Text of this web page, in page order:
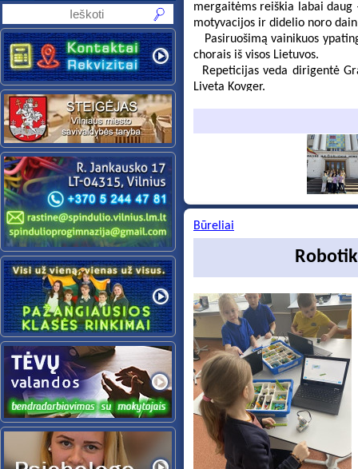
mergaitėms reiškia labai
motyvacijos ir didelio noro
Pasiruošimą vainikuos
chorais iš visos Lietuvos.
Repeticijas veda dirigentė
Liveta Kovger.
Būreliai